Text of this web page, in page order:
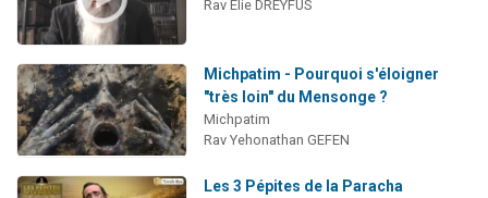
Rav Elie DREYFUS
Michpatim - Pourquoi s'éloigner
"très loin" du Mensonge ?
Michpatim
Rav Yehonathan GEFEN
Les 3 Pépites de la Paracha